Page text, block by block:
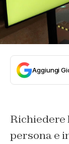
Aggiungi
Richiedere
persona e